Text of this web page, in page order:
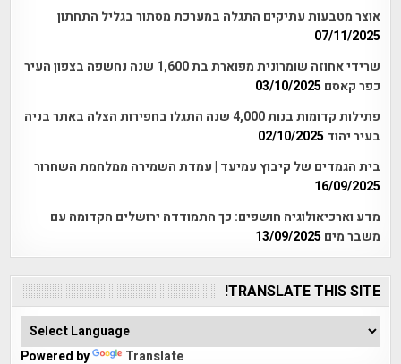
אוצר מטבעות עתיקים התגלה במערכת מסתור בגליל התחתון
07/11/2025
שרידי אחוזה שומרונית מפוארת בת 1,600 שנה נחשפה בצפון העיר
כפר קאסם 03/10/2025
פתילות קדומות בנות 4,000 שנה התגלו בחפירות הצלה באתר בניה
בעיר יהוד 02/10/2025
בית הגמדים של קיבוץ עמיעד | עמדת השמירה ממלחמת השחרור
16/09/2025
מדע וארכיאולוגיה חושפים: כך התמודדה ירושלים הקדומה עם
משבר מים 13/09/2025
TRANSLATE THIS SITE!
Powered by Translate